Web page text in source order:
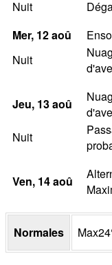
Nuit
Mer, 12aoû
Nuit
Jeu, 13aoû
Nuit
Ven, 14aoû
Normales Max24